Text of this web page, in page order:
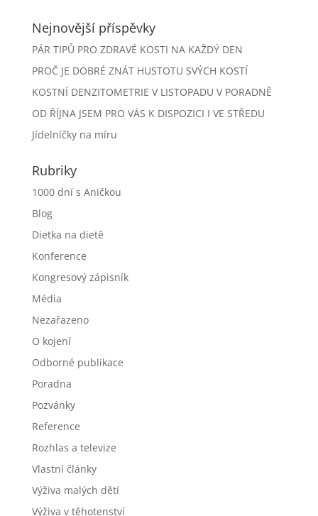
Nejnovější příspěvky
PÁR TIPŮ PRO ZDRAVÉ KOSTI NA KAŽDÝ DEN
PROČ JE DOBRÉ ZNÁT HUSTOTU SVÝCH KOSTÍ
KOSTNÍ DENZITOMETRIE V LISTOPADU V PORADNĚ
OD ŘÍJNA JSEM PRO VÁS K DISPOZICI I VE STŘEDU
Jídelníčky na míru
Rubriky
1000 dní s Aničkou
Blog
Dietka na dietě
Konference
Kongresový zápisník
Média
Nezařazeno
O kojení
Odborné publikace
Poradna
Pozvánky
Reference
Rozhlas a televize
Vlastní články
Výživa malých dětí
Výživa v těhotenství